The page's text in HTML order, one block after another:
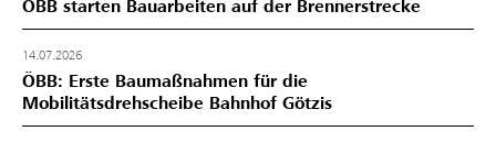
ÖBB starten Bauarbeiten auf der Brennerstrecke
14.07.2026
ÖBB: Erste Baumaßnahmen für die
Mobilitätsdrehscheibe Bahnhof Götzis